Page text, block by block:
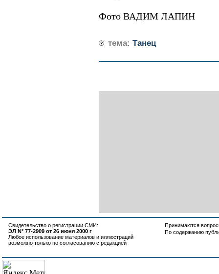
Фото ВАДИМ ЛАПИН
тема: Танец
Свидетельство о регистрации СМИ:
ЭЛ N° 77-2909 от 26 июня 2000 г
Любое использование материалов и иллюстраций
возможно только по согласованию с редакцией
Принимаются
По содержанию